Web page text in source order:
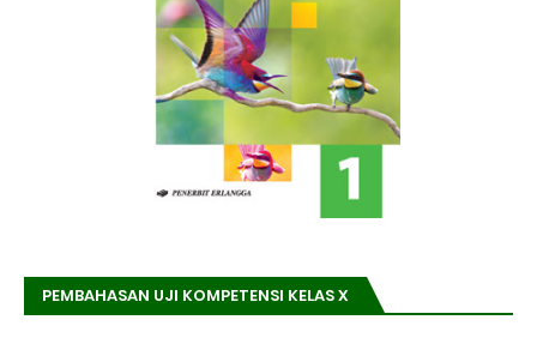
PEMBAHASAN UJI KOMPETENSI KELAS X